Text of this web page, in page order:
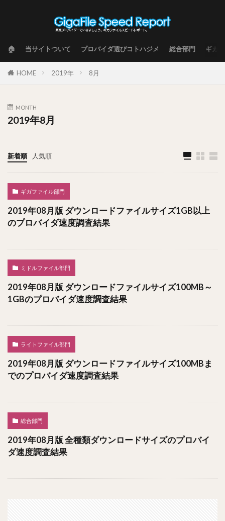
🏠 当サイトついて プロバイダ選びコトハジメ 総合部門 ギガ
HOME 2019年 8月
MONTH
2019年8月
新着順 人気順
ギガファイル部門
2019年08月版 ダウンロードファイルサイズ1GB以上
のプロバイダ速度調査結果
ミドルファイル部門
2019年08月版 ダウンロードファイルサイズ100MB～
1GBのプロバイダ速度調査結果
ライトファイル部門
2019年08月版 ダウンロードファイルサイズ100MBま
でのプロバイダ速度調査結果
総合部門
2019年08月版 全種類ダウンロードサイズのプロバイ
ダ速度調査結果